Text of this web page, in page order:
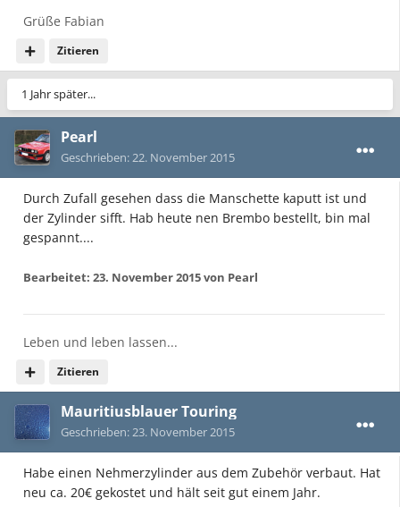
Zitieren
Grüße Fabian
1 Jahr später...
Pearl
Geschrieben:22. November 2015
Durch Zufall gesehen dass die Manschette kaputt ist und
der Zylinder sifft. Hab heute nen Brembo bestellt, bin mal
gespannt....
Bearbeitet: 23. November 2015von Pearl
Zitieren
Leben und leben lassen...
Mauritiusblauer Touring
Geschrieben:23. November 2015
Habe einen Nehmerzylinder aus dem Zubehör verbaut. Hat
neu ca. 20€ gekostet und hält seit gut einem Jahr.